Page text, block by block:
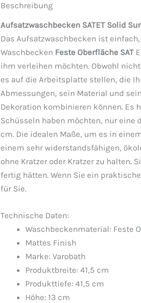
Beschreibung
Aufsatzwaschbecken SATET Solid
Das Aufsatzwaschbecken ist
Waschbecken Feste Oberfläche SAT
ihm verleihen möchten. Obwohl
es auf die Arbeitsplatte stellen, die
Abmessungen, sein Material und
Dekoration kombinieren können. Es
Schüsseln haben möchten, nur eine
cm. Die idealen Maße, um es in
einem sehr widerstandsfähigen,
ohne Kratzer oder Kratzer zu halten.
fertig hätten. Wenn Sie ein
für Sie.
Technische Daten:
Waschbeckenmaterial: Feste
Mattes Finish
Marke: Varobath
Produktbreite: 41,5 cm
Produkttiefe: 41,5 cm
Höhe: 13 cm